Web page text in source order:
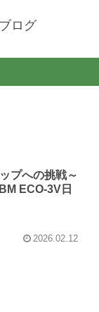
ログ
プへの挑戦～
ECO-3V日
2026.02.12